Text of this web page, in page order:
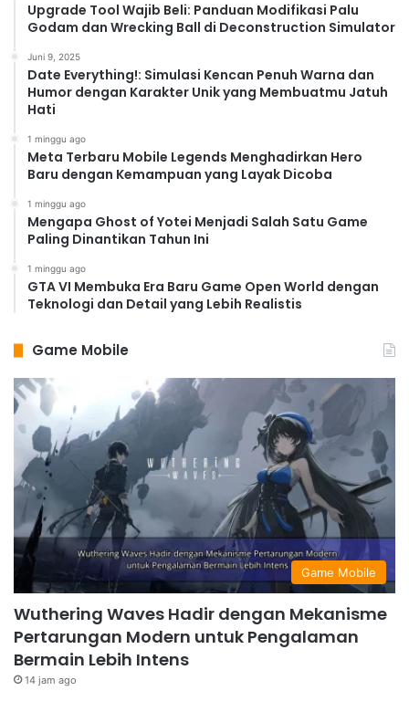
Upgrade Tool Wajib Beli: Panduan Modifikasi Palu
Godam dan Wrecking Ball di Deconstruction Simulator
Juni 9, 2025
Date Everything!: Simulasi Kencan Penuh Warna dan
Humor dengan Karakter Unik yang Membuatmu Jatuh
Hati
1 minggu ago
Meta Terbaru Mobile Legends Menghadirkan Hero
Baru dengan Kemampuan yang Layak Dicoba
1 minggu ago
Mengapa Ghost of Yotei Menjadi Salah Satu Game
Paling Dinantikan Tahun Ini
1 minggu ago
GTA VI Membuka Era Baru Game Open World dengan
Teknologi dan Detail yang Lebih Realistis
Game Mobile
Game Mobile
Wuthering Waves Hadir dengan Mekanisme
Pertarungan Modern untuk Pengalaman
Bermain Lebih Intens
14 jam ago